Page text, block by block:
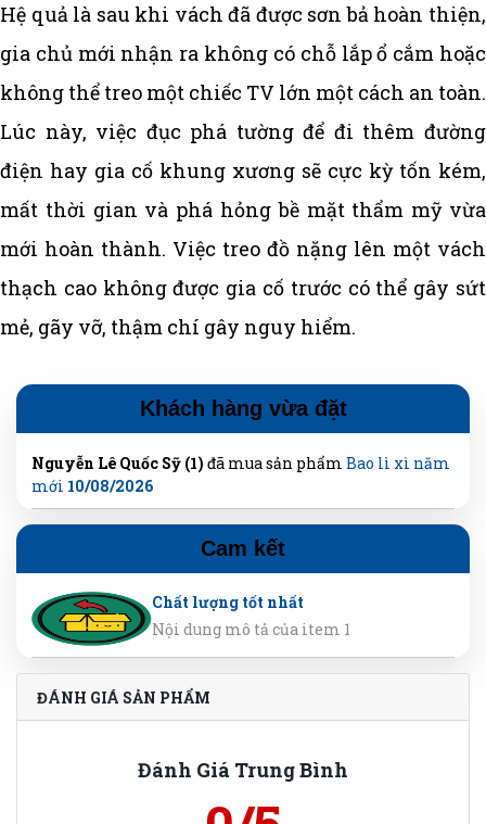
Hệ quả là sau khi vách đã được sơn bả hoàn thiện,
gia chủ mới nhận ra không có chỗ lắp ổ cắm hoặc
không thể treo một chiếc TV lớn một cách an toàn.
Lúc này, việc đục phá tường để đi thêm đường
điện hay gia cố khung xương sẽ cực kỳ tốn kém,
mất thời gian và phá hỏng bề mặt thẩm mỹ vừa
mới hoàn thành. Việc treo đồ nặng lên một vách
thạch cao không được gia cố trước có thể gây sứt
mẻ, gãy vỡ, thậm chí gây nguy hiểm.
Khách hàng vừa đặt
Nguyễn Lê Quốc Sỹ (1) đã mua sản phẩm Bao lì xì năm
mới 10/08/2026
Cam kết
Chất lượng tốt nhất
Nội dung mô tả của item 1
ĐÁNH GIÁ SẢN PHẨM
Đánh Giá Trung Bình